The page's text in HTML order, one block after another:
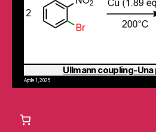
Ullmann coupling-
Aprile 1, 2025